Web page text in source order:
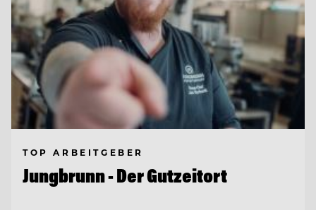
TOP ARBEITGEBER
Jungbrunn - Der Gutzeitort